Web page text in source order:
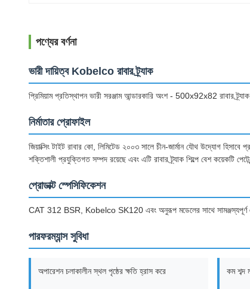
পণ্যের বর্ণনা
ভারী দায়িত্ব Kobelco রাবার ট্র্যাক
প্রিমিয়াম প্রতিস্থাপন ভারী সরঞ্জাম আন্ডারকারি অংশ - 500x92x82
নির্মাতার প্রোফাইল
জিয়াক্সিং টাইট রাবার কো, লিমিটেড ২০০৩ সালে চীন-জার্মান যৌথ উদ্যোগ হিসাবে
শক্তিশালী প্রযুক্তিগত সম্পদ রয়েছে এবং এটি রাবার ট্র্যাক শিল্পে বেশ কয়েকটি
প্রোডাক্ট স্পেসিফিকেশন
CAT 312 BSR, Kobelco SK120 এবং অনুরূপ মডেলের সাথে সামঞ্জস্যপূর্ণ
পারফরম্যান্স সুবিধা
অপারেশন চলাকালীন স্থল পৃষ্ঠের ক্ষতি হ্রাস করে কম শব্দ